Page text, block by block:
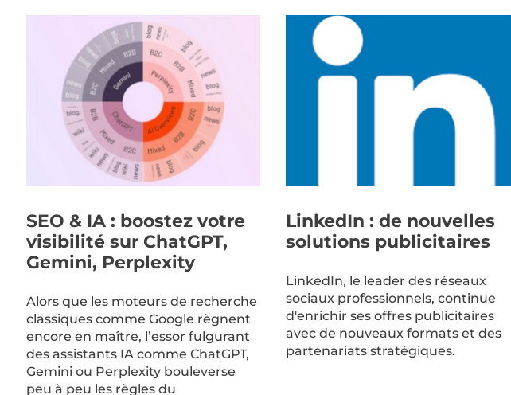
SEO & IA : boostez votre
visibilité sur ChatGPT,
Gemini, Perplexity
Alors que les moteurs de recherche
classiques comme Google règnent
encore en maître, l’essor fulgurant
des assistants IA comme ChatGPT,
Gemini ou Perplexity bouleverse
peu à peu les règles du
LinkedIn : de nouvelles
solutions publicitaires
LinkedIn, le leader des réseaux
sociaux professionnels, continue
d'enrichir ses offres publicitaires
avec de nouveaux formats et des
partenariats stratégiques.